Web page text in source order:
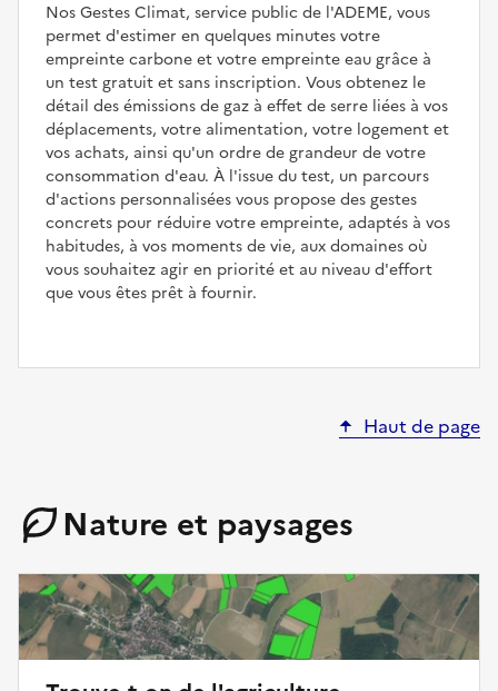
Nos Gestes Climat, service public de l'ADEME, vous
permet d'estimer en quelques minutes votre
empreinte carbone et votre empreinte eau grâce à
un test gratuit et sans inscription. Vous obtenez le
détail des émissions de gaz à effet de serre liées à vos
déplacements, votre alimentation, votre logement et
vos achats, ainsi qu'un ordre de grandeur de votre
consommation d'eau. À l'issue du test, un parcours
d'actions personnalisées vous propose des gestes
concrets pour réduire votre empreinte, adaptés à vos
habitudes, à vos moments de vie, aux domaines où
vous souhaitez agir en priorité et au niveau d'effort
que vous êtes prêt à fournir.
Haut de page
Nature et paysages